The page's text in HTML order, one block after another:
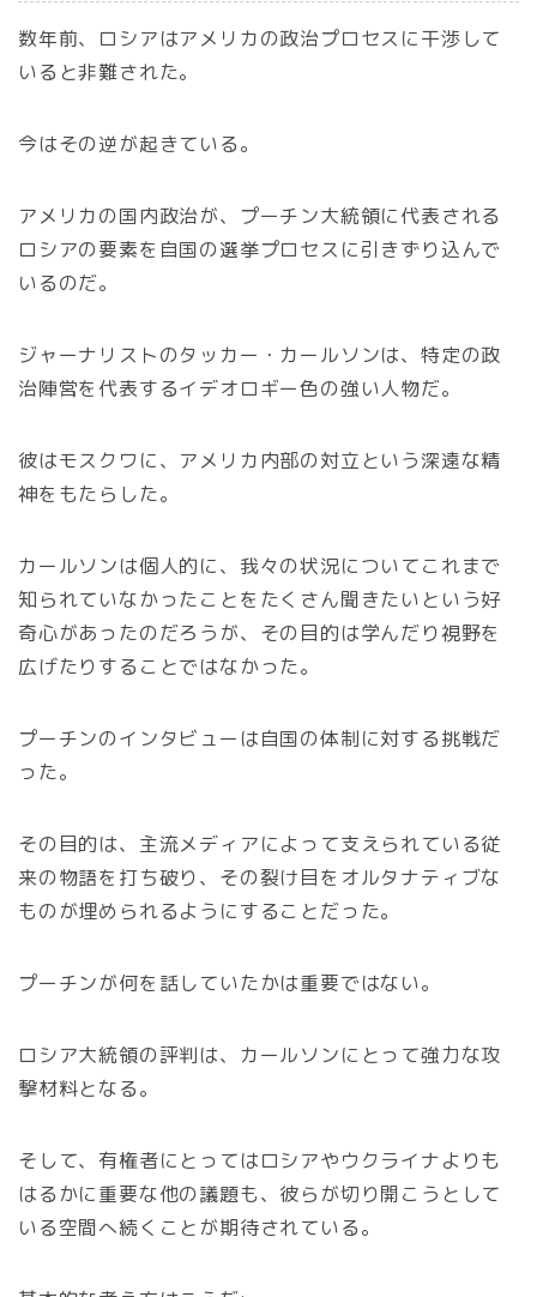
数年前、ロシアはアメリカの政治プロセスに干渉して
いると非難された。
今はその逆が起きている。
アメリカの国内政治が、プーチン大統領に代表される
ロシアの要素を自国の選挙プロセスに引きずり込んで
いるのだ。
ジャーナリストのタッカー・カールソンは、特定の政
治陣営を代表するイデオロギー色の強い人物だ。
彼はモスクワに、アメリカ内部の対立という深遠な精
神をもたらした。
カールソンは個人的に、我々の状況についてこれまで
知られていなかったことをたくさん聞きたいという好
奇心があったのだろうが、その目的は学んだり視野を
広げたりすることではなかった。
プーチンのインタビューは自国の体制に対する挑戦だ
った。
その目的は、主流メディアによって支えられている従
来の物語を打ち破り、その裂け目をオルタナティブな
ものが埋められるようにすることだった。
プーチンが何を話していたかは重要ではない。
ロシア大統領の評判は、カールソンにとって強力な攻
撃材料となる。
そして、有権者にとってはロシアやウクライナよりも
はるかに重要な他の議題も、彼らが切り開こうとして
いる空間へ続くことが期待されている。